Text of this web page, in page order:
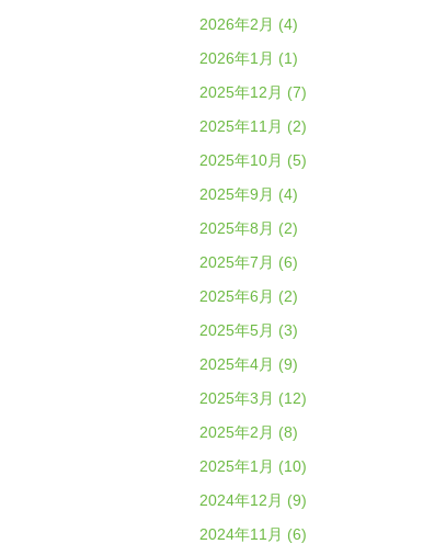
2026年2月 (4)
2026年1月 (1)
2025年12月 (7)
2025年11月 (2)
2025年10月 (5)
2025年9月 (4)
2025年8月 (2)
2025年7月 (6)
2025年6月 (2)
2025年5月 (3)
2025年4月 (9)
2025年3月 (12)
2025年2月 (8)
2025年1月 (10)
2024年12月 (9)
2024年11月 (6)